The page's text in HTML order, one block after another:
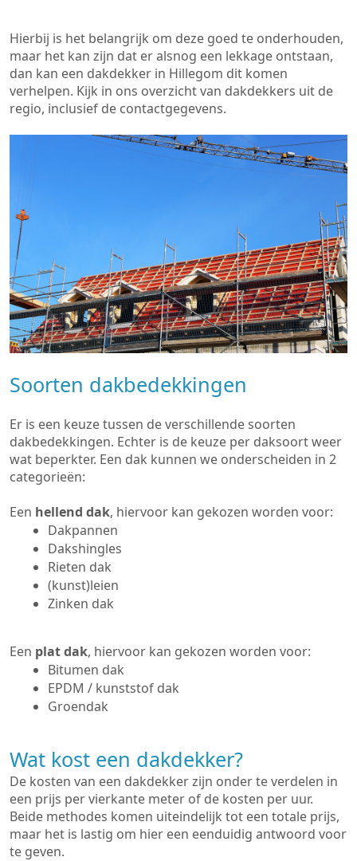
Hierbij is het belangrijk om deze goed te onderhouden,
maar het kan zijn dat er alsnog een lekkage ontstaan,
dan kan een dakdekker in Hillegom dit komen
verhelpen. Kijk in ons overzicht van dakdekkers uit de
regio, inclusief de contactgegevens.
Soorten dakbedekkingen
Er is een keuze tussen de verschillende soorten
dakbedekkingen. Echter is de keuze per daksoort weer
wat beperkter. Een dak kunnen we onderscheiden in 2
categorieën:
Een hellend dak, hiervoor kan gekozen worden voor:
Dakpannen
Dakshingles
Rieten dak
(kunst)leien
Zinken dak
Een plat dak, hiervoor kan gekozen worden voor:
Bitumen dak
EPDM / kunststof dak
Groendak
Wat kost een dakdekker?
De kosten van een dakdekker zijn onder te verdelen in
een prijs per vierkante meter of de kosten per uur.
Beide methodes komen uiteindelijk tot een totale prijs,
maar het is lastig om hier een eenduidig antwoord voor
te geven.